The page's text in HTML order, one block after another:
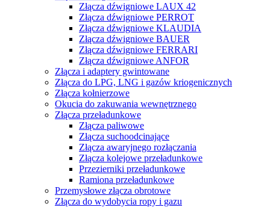
Złącza dźwigniowe LAUX 42
Złącza dźwigniowe PERROT
Złącza dźwigniowe KLAUDIA
Złącza dźwigniowe BAUER
Złącza dźwigniowe FERRARI
Złącza dźwigniowe ANFOR
Złącza i adaptery gwintowane
Złącza do LPG, LNG i gazów kriogenicznych
Złącza kołnierzowe
Okucia do zakuwania wewnętrznego
Złącza przeładunkowe
Złącza paliwowe
Złącza suchoodcinające
Złącza awaryjnego rozłączania
Złącza kolejowe przeładunkowe
Przezierniki przeładunkowe
Ramiona przeładunkowe
Przemysłowe złącza obrotowe
Złącza do wydobycia ropy i gazu